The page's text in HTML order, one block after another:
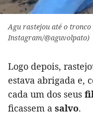
Agu rastejou até o
Instagram/@aguvolpato)
Logo depois,
estava abrigada e,
cada um dos seus
ficassem a salvo.